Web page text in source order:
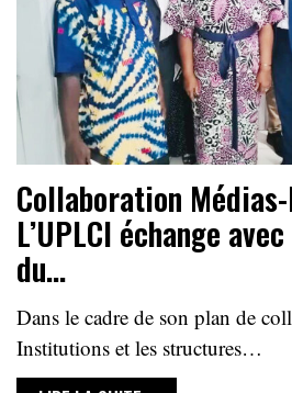
Collaboration
L’UPLCI échange
du…
Dans le cadre de son plan de
Institutions et les structures…